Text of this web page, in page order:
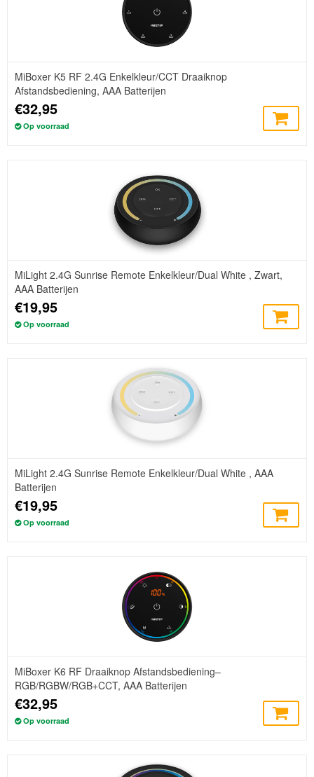
MiBoxer K5 RF 2.4G Enkelkleur/CCT Draaiknop
Afstandsbediening, AAA Batterijen
€32,95
Op voorraad
MiLight 2.4G Sunrise Remote Enkelkleur/Dual White , Zwart,
AAA Batterijen
€19,95
Op voorraad
MiLight 2.4G Sunrise Remote Enkelkleur/Dual White , AAA
Batterijen
€19,95
Op voorraad
MiBoxer K6 RF Draaiknop Afstandsbediening–
RGB/RGBW/RGB+CCT, AAA Batterijen
€32,95
Op voorraad